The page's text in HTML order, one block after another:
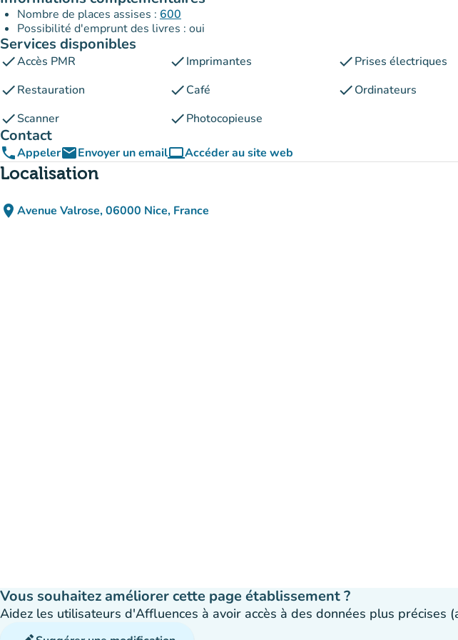
Nombre de places assises : 600
Possibilité d'emprunt des livres : oui
Services disponibles
checkAccès PMR checkImprimantes checkPrises électriques
checkRestauration checkCafé checkOrdinateurs
checkScanner checkPhotocopieuse
Contact
phoneAppeleremailEnvoyer un emailcomputerAccéder au site web
(nouvel onglet)
Localisation
place Avenue Valrose, 06000 Nice, France
(ouvrir dans Google Maps)
(nouvel onglet)
Vous souhaitez améliorer cette page établissement ?
Aidez les utilisateurs d'Affluences à avoir accès à des données plus